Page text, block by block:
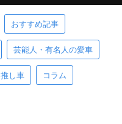
おすすめ記事
芸能人・有名人の愛車
推し車 コラム